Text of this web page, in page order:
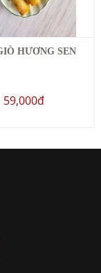
HƯƠNG SEN
59,000đ